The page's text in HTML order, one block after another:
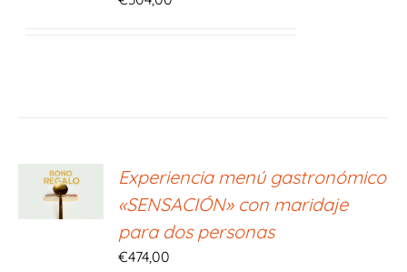
Experiencia menú gastronómico
«SENSACIÓN» con maridaje
para dos personas
€474,00